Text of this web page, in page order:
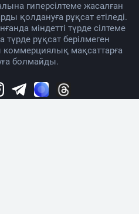
гиперсілтеме жасалған
қолдануға рұқсат етіледі.
міндетті түрде сілтеме
рұқсат берілмеген
мақсаттарға
болмайды.